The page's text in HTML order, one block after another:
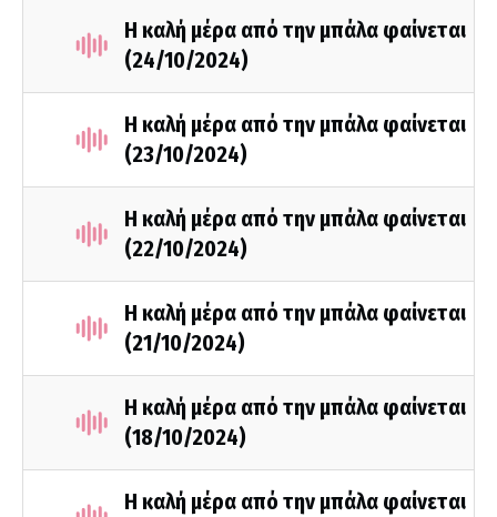
Η καλή μέρα από την μπάλα φαίνεται
(24/10/2024)
Η καλή μέρα από την μπάλα φαίνεται
(23/10/2024)
Η καλή μέρα από την μπάλα φαίνεται
(22/10/2024)
Η καλή μέρα από την μπάλα φαίνεται
(21/10/2024)
Η καλή μέρα από την μπάλα φαίνεται
(18/10/2024)
Η καλή μέρα από την μπάλα φαίνεται